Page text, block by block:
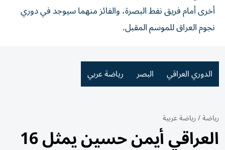
أخرى أمام فريق نفط البصرة، والفائز منهما سيوجد في دوري
نجوم العراق للموسم المقبل.
الدوري العراقي البصر رياضة عربي
رياضة/رياضة عربية
العراقي أيمن حسين يمثل 16